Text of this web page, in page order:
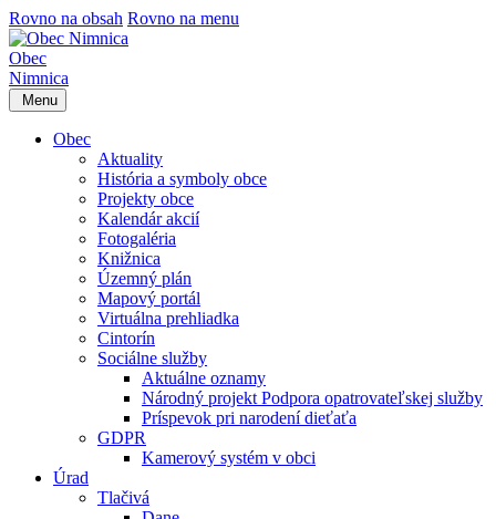
Rovno na obsah Rovno na menu
Obec
Nimnica
Menu
Obec
Aktuality
História a symboly obce
Projekty obce
Kalendár akcií
Fotogaléria
Knižnica
Územný plán
Mapový portál
Virtuálna prehliadka
Cintorín
Sociálne služby
Aktuálne oznamy
Národný projekt Podpora opatrovateľskej služby
Príspevok pri narodení dieťaťa
GDPR
Kamerový systém v obci
Úrad
Tlačivá